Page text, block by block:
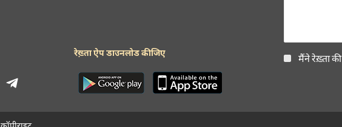
मैंने रेख़्ता
रेख़्ता ऐप डाउनलोड कीजिए